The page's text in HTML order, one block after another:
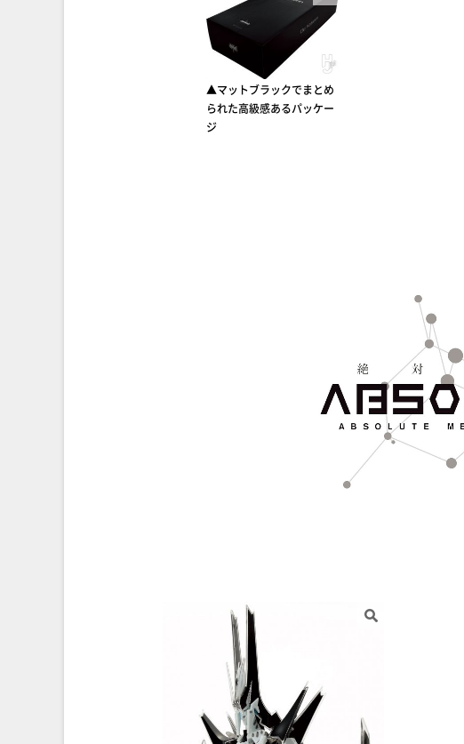
▲マットブラックでまとめ
られた高級感あるパッケー
ジ